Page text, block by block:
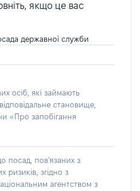
якщо це вас
державної служби
осіб, які займають
становище,
«Про запобігання
посад, пов'язаних з
ризиків, згідно з
агентством з